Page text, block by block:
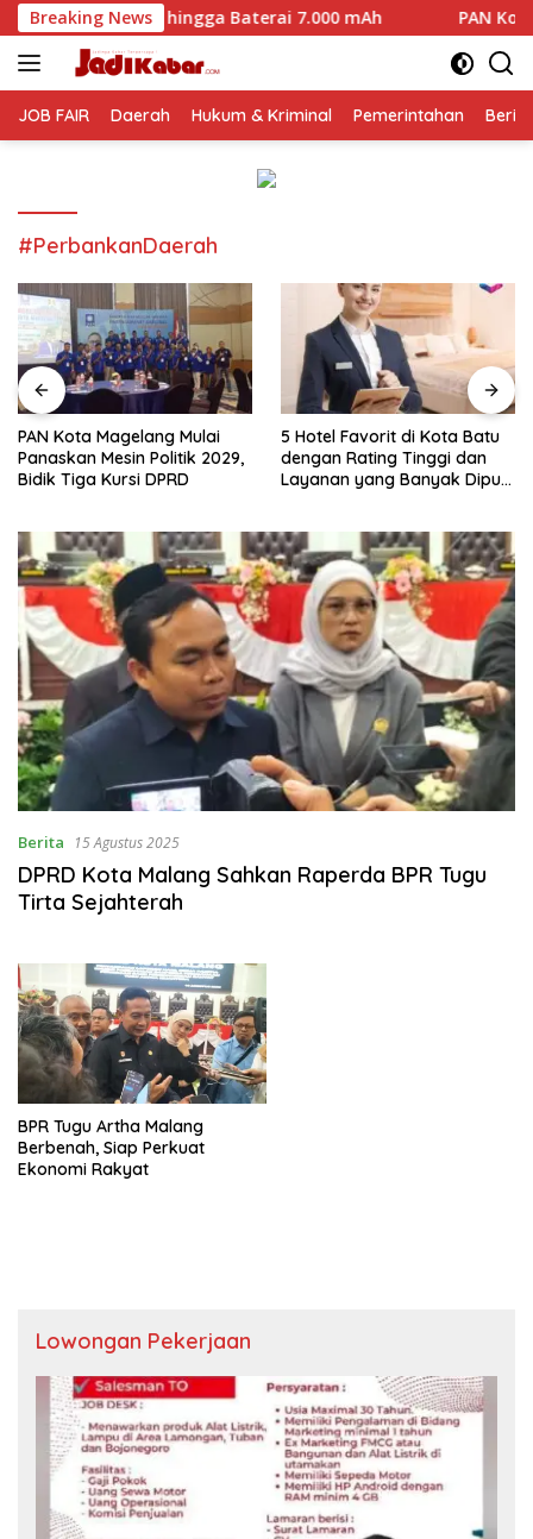
Langsung
ke
konten
Breaking News
hingga Baterai 7.000 mAh PAN Kota Magelang Mulai
JOB FAIR Daerah Hukum & Kriminal Pemerintahan
#PerbankanDaerah
PAN Kota Magelang Mulai
Panaskan Mesin Politik 2029,
Bidik Tiga Kursi DPRD
5 Hotel Favorit di Kota Batu
dengan Rating Tinggi dan
Layanan yang Banyak Dipuji
Berita 15 Agustus 2025
DPRD Kota Malang Sahkan Raperda BPR Tugu
Tirta Sejahterah
BPR Tugu Artha Malang
Berbenah, Siap Perkuat
Ekonomi Rakyat
Lowongan Pekerjaan